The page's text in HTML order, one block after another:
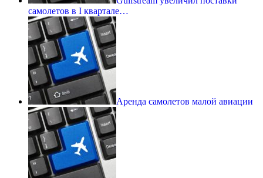
самолетов в I квартале…
Аренда самолетов малой авиации